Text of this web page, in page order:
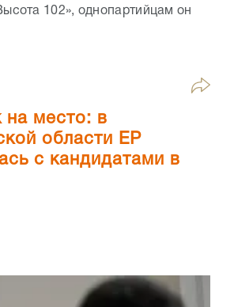
102», однопартийцам он
на место: в
области ЕР
с кандидатами в